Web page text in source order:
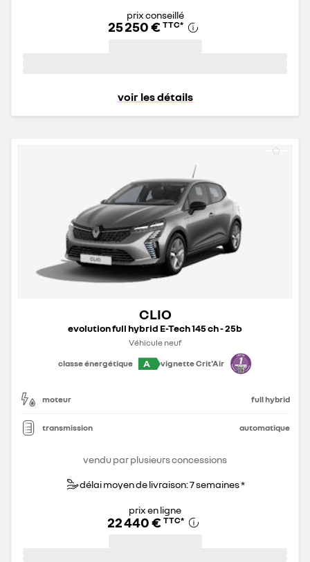
prix conseillé
25 250 € TTC*
voir les détails
CLIO
evolution full hybrid E-Tech 145 ch - 25b
Véhicule neuf
classe énergétique
A vignette Crit'Air
moteur full hybrid
transmission automatique
vendu par plusieurs concessions
délai moyen de livraison: 7 semaines *
prix en ligne
22 440 € TTC*